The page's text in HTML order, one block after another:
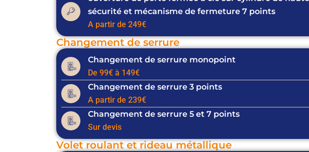
sécurité et mécanisme de fermeture 7 points
A partir de 249€
Changement de serrure
Changement de serrure monopoint
De 99€ à 149€
Changement de serrure 3 points
A partir de 239€
Changement de serrure 5 et 7 points
Sur devis
Volet roulant et rideau métallique